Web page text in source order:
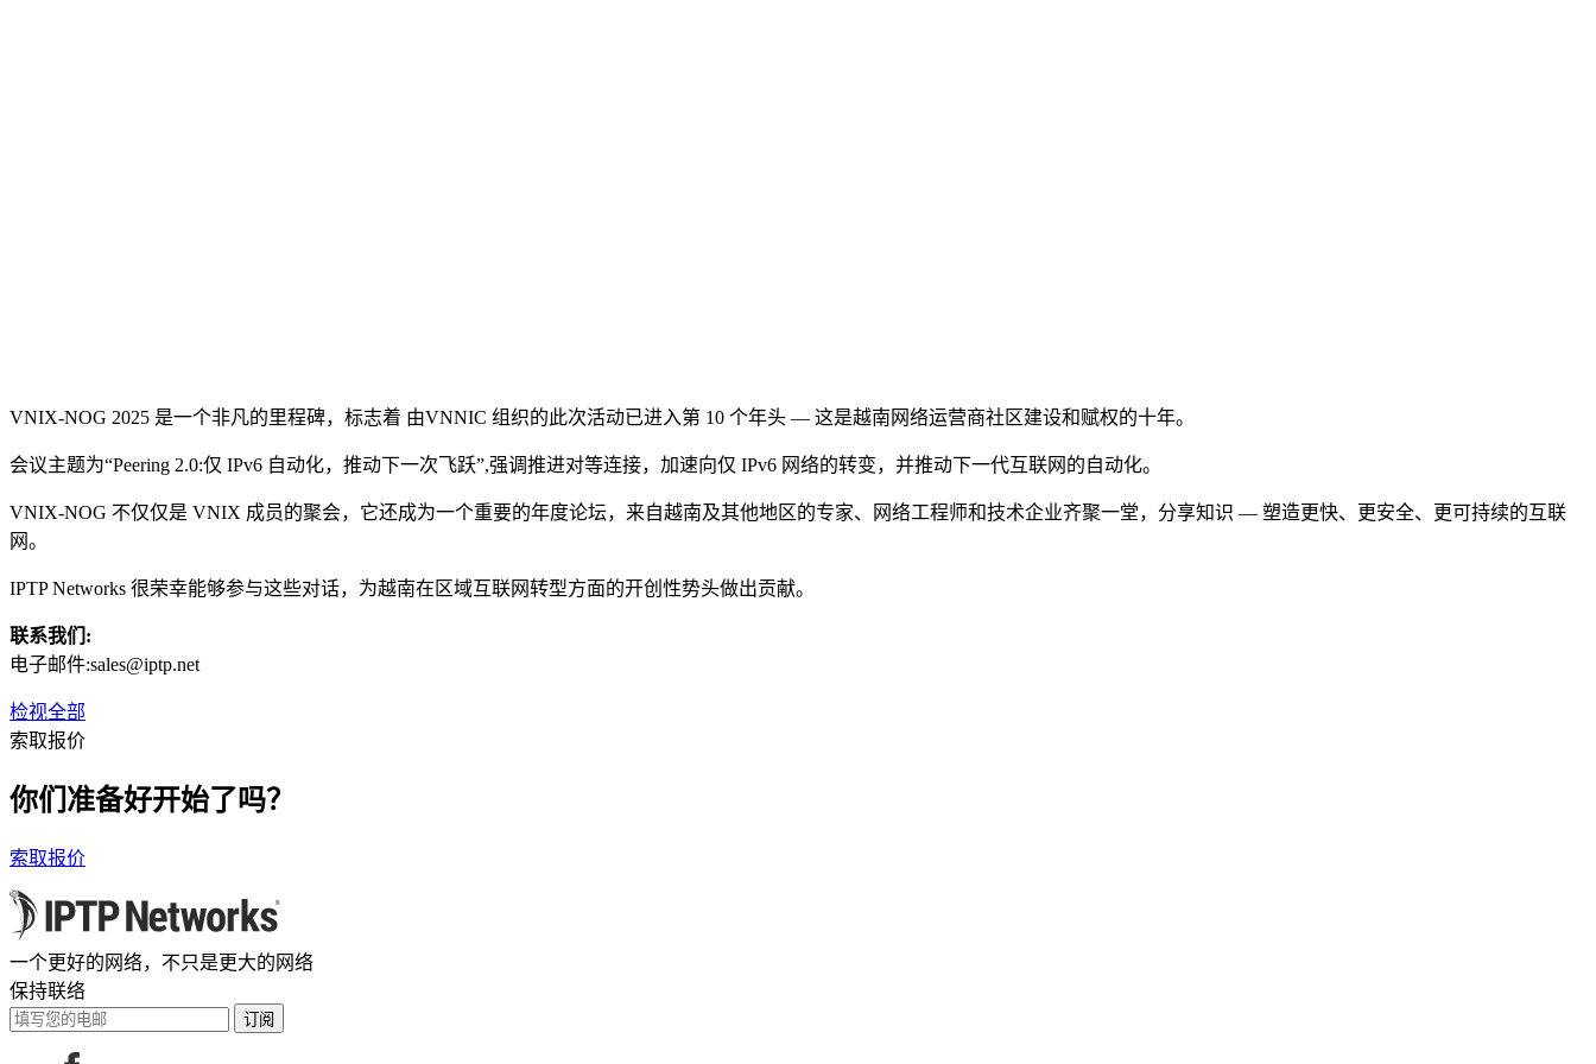
VNIX-NOG 2025 是一个非凡的里程碑，标志着 由VNNIC 组织的此次活动已进入第 10 个年头 — 这是越南网络运营商社区建设和赋权的十年。
会议主题为“Peering 2.0:仅 IPv6 自动化，推动下一次飞跃”,强调推进对等连接，加速向仅 IPv6 网络的转变，并推动下一代互联网的自动化。
VNIX-NOG 不仅仅是 VNIX 成员的聚会，它还成为一个重要的年度论坛，来自越南及其他地区的专家、网络工程师和技术企业齐聚一堂，分享知识 — 塑造更快、更安全、更可持续的互联
网。
IPTP Networks 很荣幸能够参与这些对话，为越南在区域互联网转型方面的开创性势头做出贡献。
联系我们:
电子邮件:sales iptp.net
检视全部
索取报价
你们准备好开始了吗？
索取报价
一个更好的网络，不只是更大的网络
保持联络
订阅